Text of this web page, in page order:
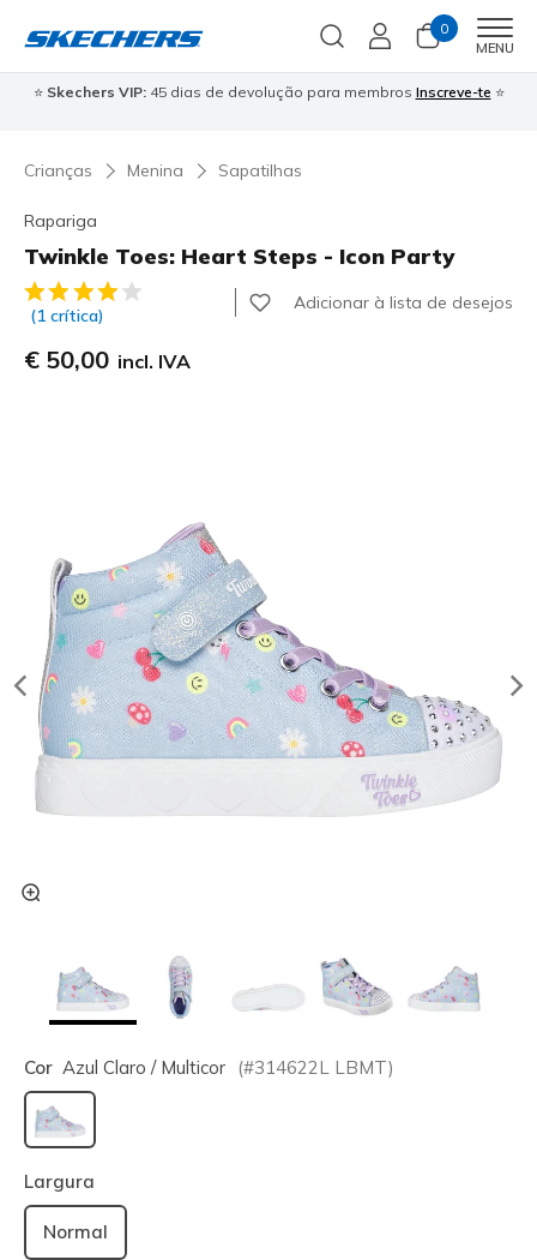
0
MENU
⭐ Skechers VIP:45 dias de devolução para membros Inscreve-te ⭐
Crianças Menina Sapatilhas
Rapariga
Twinkle Toes: Heart Steps - Icon Party
3$1 de 5 – Classificação do cliente
(1 crítica)
Adicionar à lista de desejos
€ 50,00 incl. IVA
Cor Azul Claro / Multicor (#314622L LBMT)
selecionado
Largura
Normal